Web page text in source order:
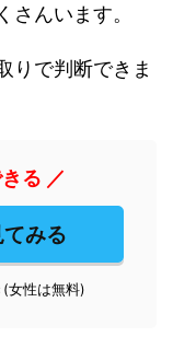
んいます。
りで判断できま
る ／
みる
女性は無料)